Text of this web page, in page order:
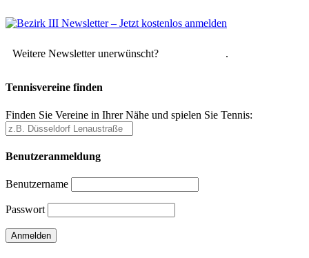
Weitere Newsletter unerwünscht? .
Tennisvereine finden
Finden Sie Vereine in Ihrer Nähe und spielen Sie Tennis:
Benutzeranmeldung
Benutzername
Passwort